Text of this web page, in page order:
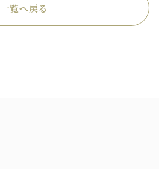
一覧へ戻る